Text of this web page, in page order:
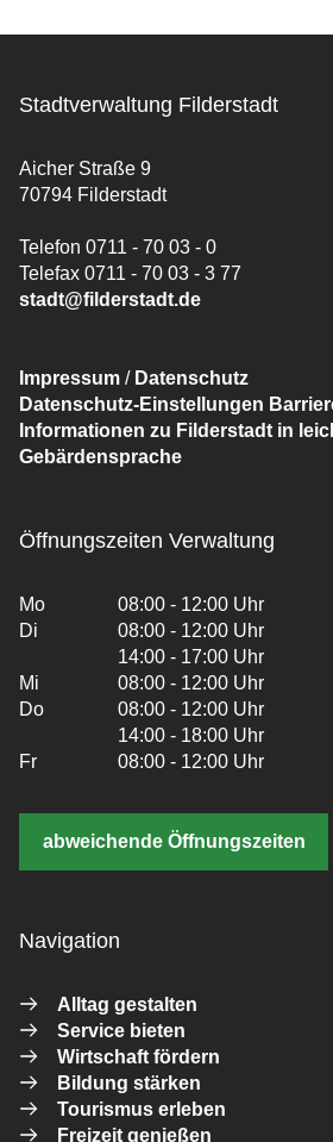
Stadtverwaltung Filderstadt
Aicher Straße 9
70794 Filderstadt
Telefon 0711 - 70 03 - 0
Telefax 0711 - 70 03 - 3 77
stadt@filderstadt.de
Impressum / Datenschutz
Datenschutz-Einstellungen
Informationen zu Filderstadt in
Gebärdensprache
Öffnungszeiten Verwaltung
Mo
08:00 - 12:00 Uhr
Di
08:00 - 12:00 Uhr
14:00 - 17:00 Uhr
Mi
08:00 - 12:00 Uhr
Do
08:00 - 12:00 Uhr
14:00 - 18:00 Uhr
Fr
08:00 - 12:00 Uhr
abweichende Öffnungszeiten
Navigation
Alltag gestalten
Service bieten
Wirtschaft fördern
Bildung stärken
Tourismus erleben
Freizeit genießen